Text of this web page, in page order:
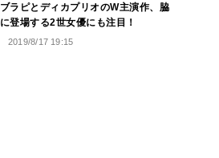
ブラピとディカプリオのW主演作、脇
に登場する2世女優にも注目！
2019/8/17 19:15